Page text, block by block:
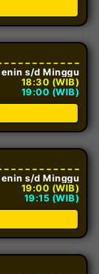
s/d Minggu
18:30 (WIB)
19:00 (WIB)
s/d Minggu
19:00 (WIB)
19:15 (WIB)